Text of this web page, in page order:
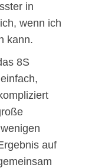
in
wenn ich
kann.
8S
auf